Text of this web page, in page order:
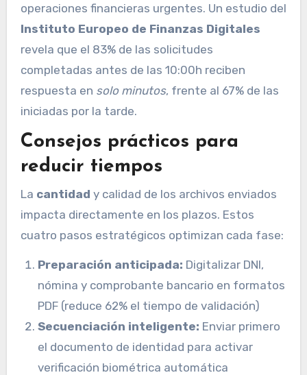
operaciones financieras urgentes. Un estudio del
Instituto Europeo de Finanzas Digitales
revela que el 83% de las solicitudes
completadas antes de las 10:00h reciben
respuesta en solo minutos, frente al 67% de las
iniciadas por la tarde.
Consejos prácticos para
reducir tiempos
La cantidad y calidad de los archivos enviados
impacta directamente en los plazos. Estos
cuatro pasos estratégicos optimizan cada fase:
Preparación anticipada: Digitalizar DNI,
nómina y comprobante bancario en formatos
PDF (reduce 62% el tiempo de validación)
Secuenciación inteligente: Enviar primero
el documento de identidad para activar
verificación biométrica automática